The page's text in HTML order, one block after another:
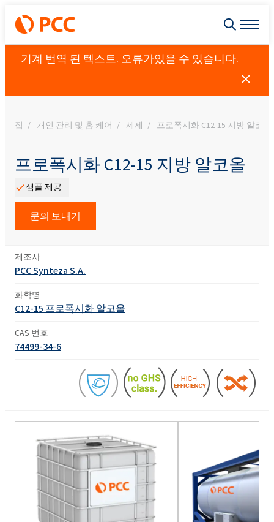
기계 번역 된 텍스트. 오류가있을 수 있습니다.
집 개인 관리 및 홈 케어 세제 프로폭시화 C12-15 지방 알코올
프로폭시화 C12-15 지방 알코올
샘플 제공
문의 보내기
제조사
PCC Synteza S.A.
화학명
C12-15 프로폭시화 알코올
CAS 번호
74499-34-6